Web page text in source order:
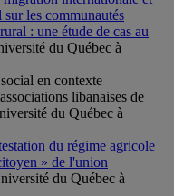
les communautés
: une étude de cas au
du Québec à
en contexte
libanaises de
du Québec à
du régime agricole
» de l'union
du Québec à